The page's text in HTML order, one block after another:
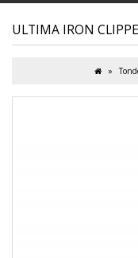
ULTIMA IRON